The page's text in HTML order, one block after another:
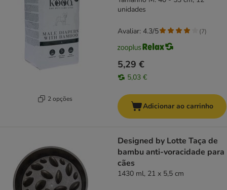
2 opções
unidades
5,29 €
5,03 €
Avaliar: 4.3/5 (7)
Adicionar ao carrinho
Designed by Lotte Taça de
bambu anti-voracidade para
cães
1430 ml, 21 x 5,5 cm